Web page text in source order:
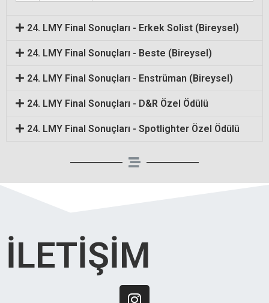
that people are
using them as a
way to relax and
de-stress. The
combination of
cbd bath bomb
is said to be
effects.
Marijuana is
high in THC
(tetrahydrocann
abinol), the
compound that
causes the
24. LMY Final Sonuçları - Erkek Solist (Bireysel)
24. LMY Final Sonuçları - Beste (Bireysel)
24. LMY Final Sonuçları - Enstrüman (Bireysel)
24. LMY Final Sonuçları - D&R Özel Ödülü
24. LMY Final Sonuçları - Spotlighter Özel Ödülü
İLETİŞİM​